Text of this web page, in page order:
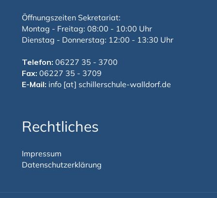
Öffnungszeiten Sekretariat:
Montag - Freitag: 08:00 - 10:00 Uhr
Dienstag - Donnerstag: 12:00 - 13:30 Uhr
Telefon: 06227 35 - 3700
Fax: 06227 35 - 3709
E-Mail: info [at] schillerschule-walldorf.de
Rechtliches
Impressum
Datenschutzerklärung